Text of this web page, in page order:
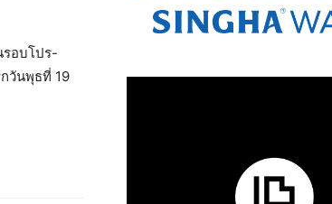
รอบโปร-
วันพุธที่ 19